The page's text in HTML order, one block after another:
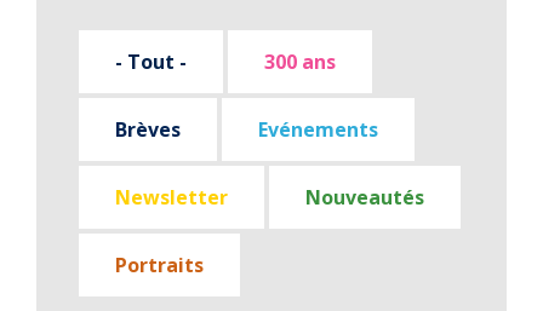
- Tout - 300 ans
Brèves Evénements
Newsletter Nouveautés
Portraits